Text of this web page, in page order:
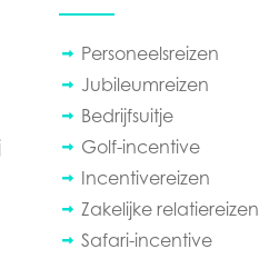
Personeelsreizen
Jubileumreizen
Bedrijfsuitje
Golf-incentive
Incentivereizen
Zakelijke relatiereizen
Safari-incentive